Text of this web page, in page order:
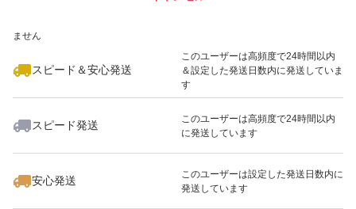
ません
スピード＆安心発送
このユーザーは高頻度で24時間以内
＆設定した発送日数内に発送していま
す
スピード発送
このユーザーは高頻度で24時間以内
に発送しています
安心発送
このユーザーは設定した発送日数内に
発送しています
いいね！
300